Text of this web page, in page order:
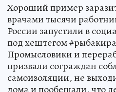
Хороший пример
врачами тысячи
России запустили в
под хештегом
Промысловики и
призвали сограждан
самоизоляции, не
дома и пообещали, что